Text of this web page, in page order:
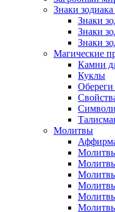
Знаки
Знаки
Знаки
Знаки
Магические
Камни
Куклы
Молитвы
Молитвы